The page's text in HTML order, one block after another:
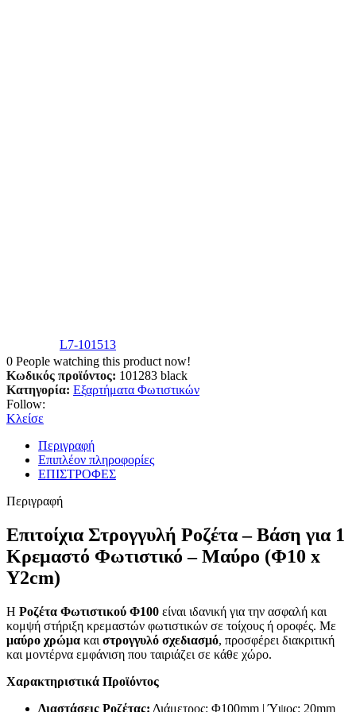
L7-101513
0 People watching this product now!
Κωδικός προϊόντος: 101283 black
Κατηγορία: Εξαρτήματα Φωτιστικών
Follow:
Κλείσε
Περιγραφή
Επιπλέον πληροφορίες
ΕΠΙΣΤΡΟΦΕΣ
Περιγραφή
Επιτοίχια Στρογγυλή Ροζέτα – Βάση για 1
Κρεμαστό Φωτιστικό – Μαύρο (Φ10 x
Υ2cm)
Η Ροζέτα Φωτιστικού Φ100 είναι ιδανική για την ασφαλή και
κομψή στήριξη κρεμαστών φωτιστικών σε τοίχους ή οροφές. Με
μαύρο χρώμα και στρογγυλό σχεδιασμό, προσφέρει διακριτική
και μοντέρνα εμφάνιση που ταιριάζει σε κάθε χώρο.
Χαρακτηριστικά Προϊόντος
Διαστάσεις Ροζέτας: Διάμετρος: Φ100mm | Ύψος: 20mm